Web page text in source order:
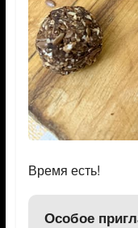
Время есть!
Особое